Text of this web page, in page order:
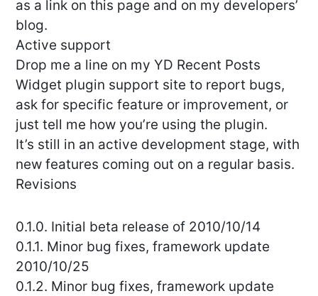
as a link on this page and on my developers’
blog.
Active support
Drop me a line on my YD Recent Posts
Widget plugin support site to report bugs,
ask for specific feature or improvement, or
just tell me how you’re using the plugin.
It’s still in an active development stage, with
new features coming out on a regular basis.
Revisions
0.1.0. Initial beta release of 2010/10/14
0.1.1. Minor bug fixes, framework update
2010/10/25
0.1.2. Minor bug fixes, framework update